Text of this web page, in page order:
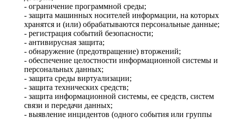
- ограничение программной среды;
- защита машинных носителей информации, на которых
хранятся и (или) обрабатываются персональные данные;
- регистрация событий безопасности;
- антивирусная защита;
- обнаружение (предотвращение) вторжений;
- обеспечение целостности информационной системы и
персональных данных;
- защита среды виртуализации;
- защита технических средств;
- защита информационной системы, ее средств, систем
связи и передачи данных;
- выявление инцидентов (одного события или группы